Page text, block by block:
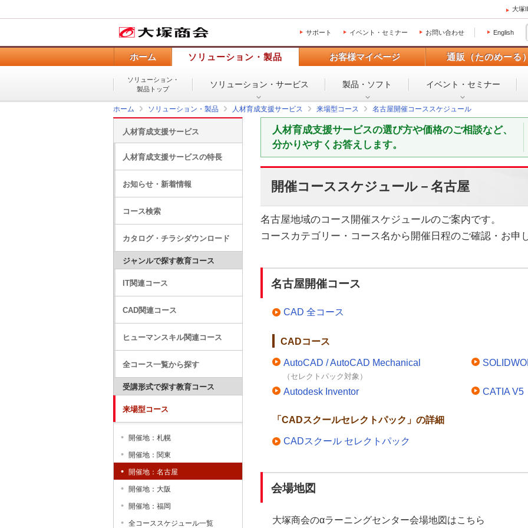
大塚
サポート イベント・セミナー お問い合わせ English
ホーム ソリューション・製品 お客様マイページ 通販（たのめーる
ソリューション・
製品トップ
ソリューション・ サービス 製品・ソフト イベント・ セミナー
ホーム ソリューション・製品 人材育成支援サービス 来場型コース 名古屋開催コーススケジュール
人材育成支援サービスの選び方や価格のご相談など、
分かりやすくお答えします。
開催コーススケジュール－名古屋
名古屋地域のコース開催スケジュールのご案内です。
コースカテゴリー・コース名から開催日程のご確認・お申
名古屋開催コース
CAD 全コース
CADコース
AutoCAD / AutoCAD Mechanical
（セレクトパック対象）
Autodesk Inventor CATIA V5
「CADスクールセレクトパック」の詳細
CADスクール セレクトパック
会場地図
大塚商会のαラーニングセンター会場地図はこちら
人材育成支援サービス
人材育成支援サービスの特長
お知らせ・新着情報
コース検索
カタログ・チラシダウンロード
ジャンルで探す教育コース
IT関連コース
CAD関連コース
ヒューマンスキル関連コース
全コース一覧から探す
受講形式で探す教育コース
来場型コース
開催地：札幌
開催地：関東
開催地：名古屋
開催地：大阪
開催地：福岡
全コーススケジュール一覧